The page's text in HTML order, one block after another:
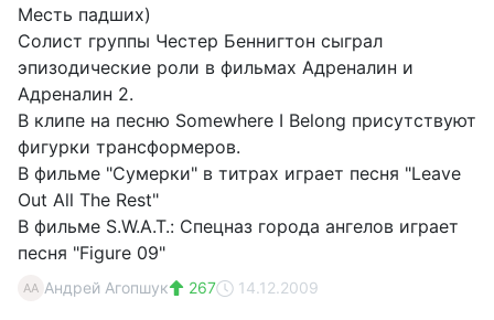
Месть падших)
Солист группы Честер Беннигтон сыграл
эпизодические роли в фильмах Адреналин и
Адреналин 2.
В клипе на песню Somewhere I Belong присутствуют
фигурки трансформеров.
В фильме "Сумерки" в титрах играет песня "Leave
Out All The Rest"
В фильме S.W.A.T.: Спецназ города ангелов играет
песня "Figure 09"
АА Андрей Агопшук 267 14.12.2009